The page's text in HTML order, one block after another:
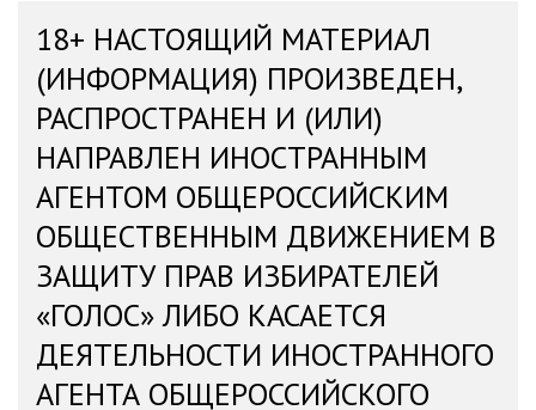
18+ НАСТОЯЩИЙ МАТЕРИАЛ
(ИНФОРМАЦИЯ) ПРОИЗВЕДЕН,
РАСПРОСТРАНЕН И (ИЛИ)
НАПРАВЛЕН ИНОСТРАННЫМ
АГЕНТОМ ОБЩЕРОССИЙСКИМ
ОБЩЕСТВЕННЫМ ДВИЖЕНИЕМ В
ЗАЩИТУ ПРАВ ИЗБИРАТЕЛЕЙ
«ГОЛОС» ЛИБО КАСАЕТСЯ
ДЕЯТЕЛЬНОСТИ ИНОСТРАННОГО
АГЕНТА ОБЩЕРОССИЙСКОГО